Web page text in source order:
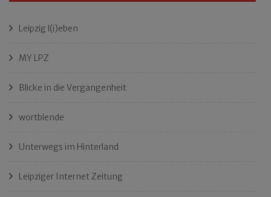
Leipzig l(i)eben
MY LPZ
Blicke in die Vergangenheit
wortblende
Unterwegs im Hinterland
Leipziger Internet Zeitung